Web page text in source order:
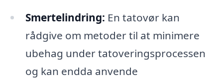
Smertelindring: En tatovør kan
rådgive om metoder til at minimere
ubehag under tatoveringsprocessen
og kan endda anvende